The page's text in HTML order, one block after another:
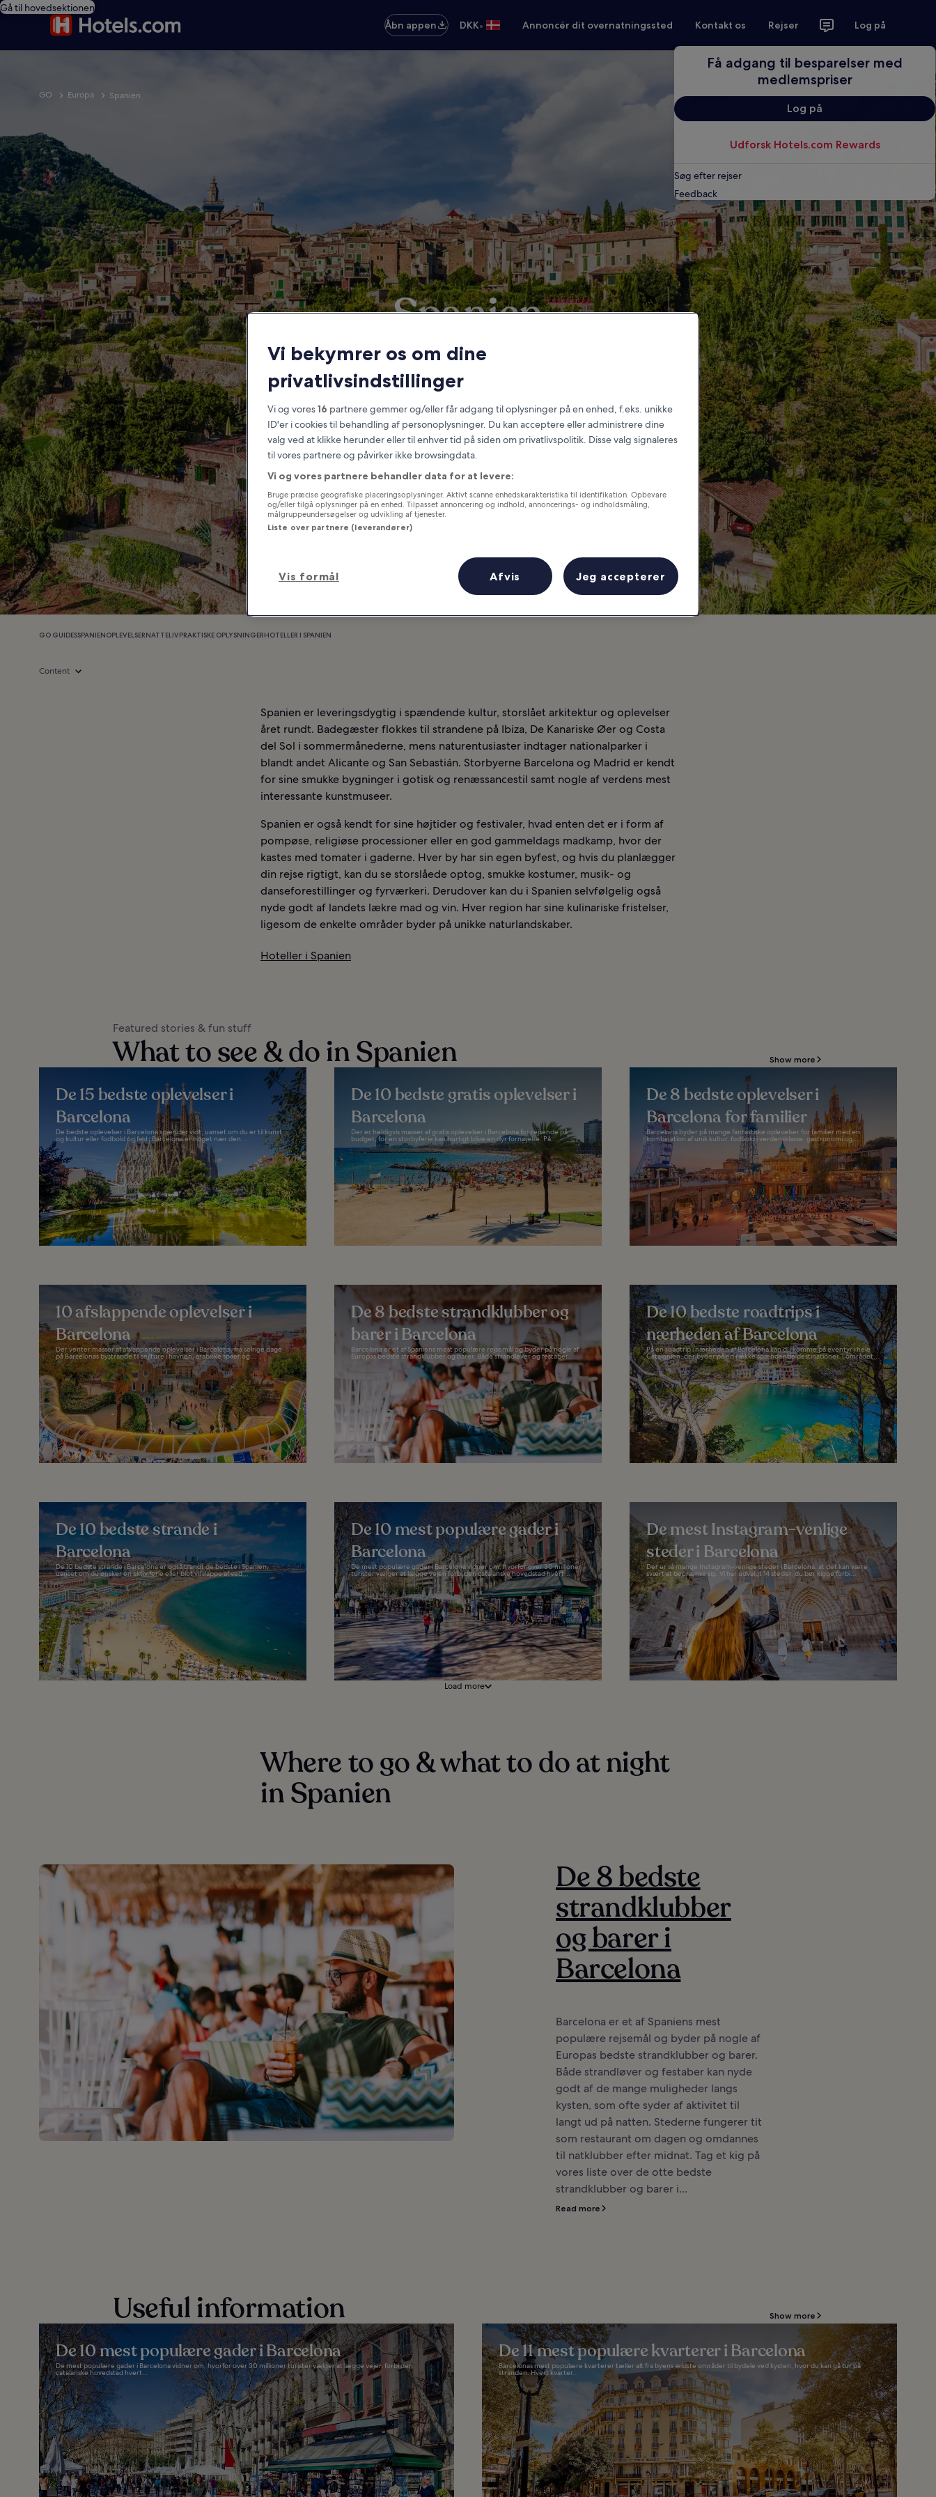
Gå til hovedsektionen
Åbn appen
DKK• Annoncér dit overnatningssted Kontakt os Rejser Log på
Få adgang til besparelser med
medlemspriser
Log på
Udforsk Hotels.com Rewards
Søg efter rejser
Feedback
GO Europa Spanien
Spanien
Godt at vide, inden du rejser
GO GUIDESSPANIENOPLEVELSERNATTELIVPRAKTISKE OPLYSNINGERHOTELLER I SPANIEN
Content
Spanien er leveringsdygtig i spændende kultur, storslået arkitektur og oplevelser
året rundt. Badegæster flokkes til strandene på Ibiza, De Kanariske Øer og Costa
del Sol i sommermånederne, mens naturentusiaster indtager nationalparker i
blandt andet Alicante og San Sebastián. Storbyerne Barcelona og Madrid er kendt
for sine smukke bygninger i gotisk og renæssancestil samt nogle af verdens mest
interessante kunstmuseer.
Spanien er også kendt for sine højtider og festivaler, hvad enten det er i form af
pompøse, religiøse processioner eller en god gammeldags madkamp, hvor der
kastes med tomater i gaderne. Hver by har sin egen byfest, og hvis du planlægger
din rejse rigtigt, kan du se storslåede optog, smukke kostumer, musik- og
danseforestillinger og fyrværkeri. Derudover kan du i Spanien selvfølgelig også
nyde godt af landets lækre mad og vin. Hver region har sine kulinariske fristelser,
ligesom de enkelte områder byder på unikke naturlandskaber.
Hoteller i Spanien
Featured stories & fun stuff
What to see & do in Spanien Show more
De 15 bedste oplevelser i
Barcelona
De bedste oplevelser i Barcelona spænder vidt, uanset om du er til kunst
og kultur eller fodbold og fest. Barcelona er noget nær den...
De 10 bedste gratis oplevelser i
Barcelona
Der er heldigvis masser af gratis oplevelser i Barcelona for rejsende på
budget, for en storbyferie kan hurtigt blive en dyr fornøjelse. På...
De 8 bedste oplevelser i
Barcelona for familier
Barcelona byder på mange fantastiske oplevelser for familier med en
kombination af unik kultur, fodbold i verdensklasse, gastronomi og...
10 afslappende oplevelser i
Barcelona
Der venter masser af afslappende oplevelser i Barcelona, fra solrige dage
på Barcelonas bystrande til sejlture i havnen, arabiske spaer og...
De 8 bedste strandklubber og
barer i Barcelona
Barcelona er et af Spaniens mest populære rejsemål og byder på nogle af
Europas bedste strandklubber og barer. Både strandløver og festaber...
De 10 bedste roadtrips i
nærheden af Barcelona
På en roadtrip i nærheden af Barcelona kan du komme på eventyr i hele
Catalonien, der byder på en række spændende destinationer. I området...
De 10 bedste strande i
Barcelona
De 10 bedste strande i Barcelona er også blandt de bedste i Spanien,
uanset om du ønsker en aktiv ferie eller blot vil slappe af ved...
De 10 mest populære gader i
Barcelona
De mest populære gader i Barcelona vidner om, hvorfor over 30 millioner
turister vælger at lægge vejen forbi den catalanske hovedstad hvert...
De mest Instagram-venlige
steder i Barcelona
Der er så mange Instagram-venlige steder i Barcelona, at det kan være
svært at begrænse sig. Vi har udvalgt 14 steder, du bør kigge forbi...
Load more
Where to go & what to do at night
in Spanien
De 8 bedste
strandklubber
og barer i
Barcelona
Barcelona er et af Spaniens mest
populære rejsemål og byder på nogle af
Europas bedste strandklubber og barer.
Både strandløver og festaber kan nyde
godt af de mange muligheder langs
kysten, som ofte syder af aktivitet til
langt ud på natten. Stederne fungerer tit
som restaurant om dagen og omdannes
til natklubber efter midnat. Tag et kig på
vores liste over de otte bedste
strandklubber og barer i...
Read more
Useful information Show more
De 10 mest populære gader i Barcelona
De mest populære gader i Barcelona vidner om, hvorfor over 30 millioner turister vælger at lægge vejen forbi den
catalanske hovedstad hvert...
De 11 mest populære kvarterer i Barcelona
Barcelonas mest populære kvarterer tæller alt fra byens ældste områder til bydele ved kysten, hvor du kan gå tur på
stranden. Hvert kvarter...
Vi bekymrer os om dine
privatlivsindstillinger
Vi og vores16 partnere gemmer og/eller får adgang til oplysninger på en enhed, f.eks. unikke
ID'er i cookies til behandling af personoplysninger. Du kan acceptere eller administrere dine
valg ved at klikke herunder eller til enhver tid på siden om privatlivspolitik. Disse valg signaleres
til vores partnere og påvirker ikke browsingdata.
Vi og vores partnere behandler data for at levere:
Bruge præcise geografiske placeringsoplysninger. Aktivt scanne enhedskarakteristika til identifikation. Opbevare
og/eller tilgå oplysninger på en enhed. Tilpasset annoncering og indhold, annoncerings- og indholdsmåling,
målgruppeundersøgelser og udvikling af tjenester.
Liste over partnere (leverandører)
Vis formål Afvis Jeg accepterer